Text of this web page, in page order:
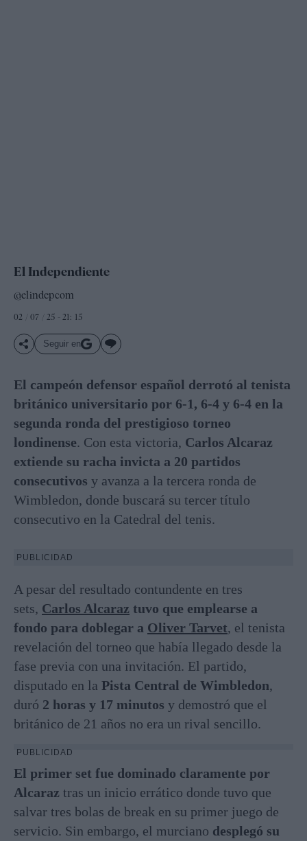
El Independiente
@elindepcom
02 / 07 / 25 - 21: 15
Seguir en
El campeón defensor español derrotó al tenista
británico universitario por 6-1, 6-4 y 6-4 en la
segunda ronda del prestigioso torneo
londinense. Con esta victoria, Carlos Alcaraz
extiende su racha invicta a 20 partidos
consecutivos y avanza a la tercera ronda de
Wimbledon, donde buscará su tercer título
consecutivo en la Catedral del tenis.
PUBLICIDAD
A pesar del resultado contundente en tres
sets, Carlos Alcaraz tuvo que emplearse a
fondo para doblegar a Oliver Tarvet, el tenista
revelación del torneo que había llegado desde la
fase previa con una invitación. El partido,
disputado en la Pista Central de Wimbledon,
duró 2 horas y 17 minutos y demostró que el
británico de 21 años no era un rival sencillo.
PUBLICIDAD
El primer set fue dominado claramente por
Alcaraz tras un inicio errático donde tuvo que
salvar tres bolas de break en su primer juego de
servicio. Sin embargo, el murciano desplegó su